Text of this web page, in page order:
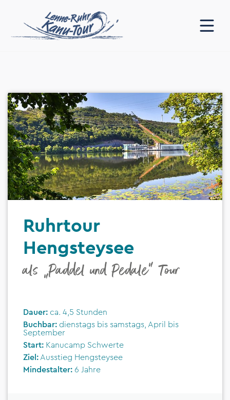
Ruhrtour
Hengsteysee
als „Paddel und Pedale“ Tour
Dauer: ca. 4,5 Stunden
Buchbar: dienstags bis samstags, April bis
September
Start: Kanucamp Schwerte
Ziel: Ausstieg Hengsteysee
Mindestalter: 6 Jahre